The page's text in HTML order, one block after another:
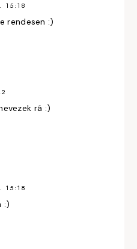
15:18
rendesen :)
rá :)
15:18
:)